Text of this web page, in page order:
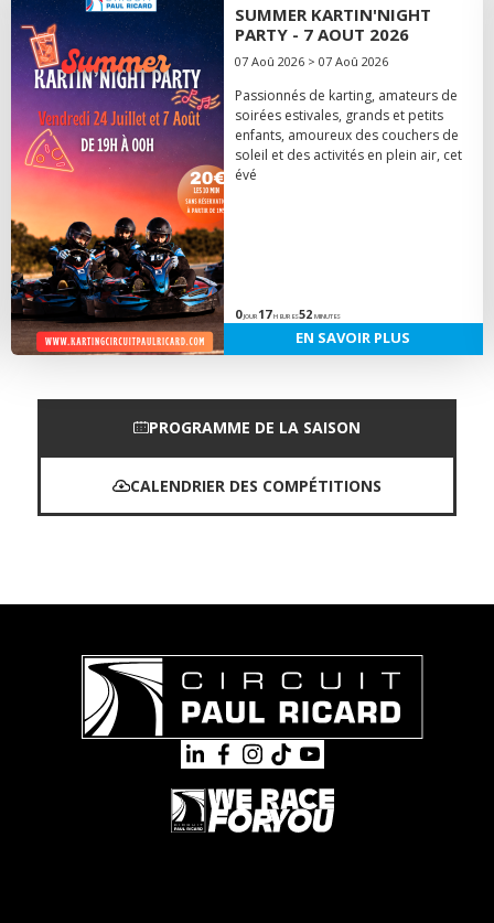
SUMMER KARTIN'NIGHT
PARTY - 7 AOUT 2026
07 Aoû 2026 > 07 Aoû 2026
Passionnés de karting, amateurs de
soirées estivales, grands et petits
enfants, amoureux des couchers de
soleil et des activités en plein air, cet
évé
0JOUR 17HEURES52MINUTES
EN SAVOIR PLUS
PROGRAMME DE LA SAISON
CALENDRIER DES COMPÉTITIONS